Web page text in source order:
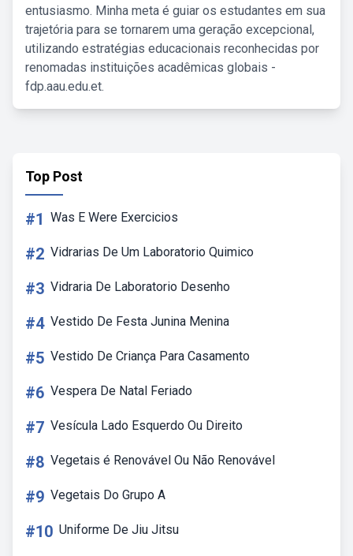
entusiasmo. Minha meta é guiar os estudantes em sua
trajetória para se tornarem uma geração excepcional,
utilizando estratégias educacionais reconhecidas por
renomadas instituições acadêmicas globais -
fdp.aau.edu.et.
Top Post
#1 Was E Were Exercicios
#2 Vidrarias De Um Laboratorio Quimico
#3 Vidraria De Laboratorio Desenho
#4 Vestido De Festa Junina Menina
#5 Vestido De Criança Para Casamento
#6 Vespera De Natal Feriado
#7 Vesícula Lado Esquerdo Ou Direito
#8 Vegetais é Renovável Ou Não Renovável
#9 Vegetais Do Grupo A
#10 Uniforme De Jiu Jitsu